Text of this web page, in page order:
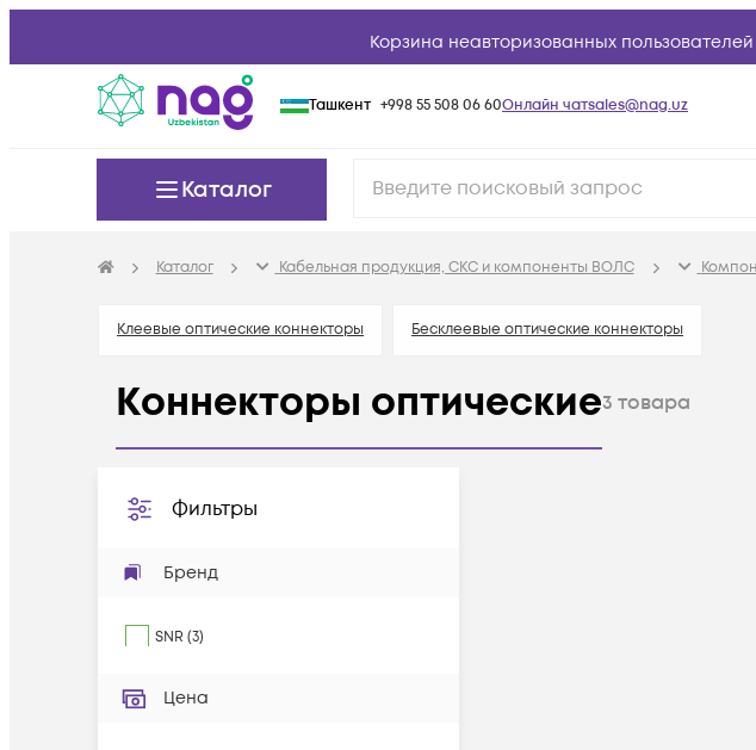
Корзина неавторизованных
Ташкент +998 55 508 06 60Онлайн чатsales@nag.uz
Каталог
Каталог Кабельная продукция, СКС и компоненты ВОЛС
Клеевые оптические коннекторы Бесклеевые оптические коннекторы
Коннекторы оптические3 товара
Фильтры
Бренд
SNR (3)
Цена